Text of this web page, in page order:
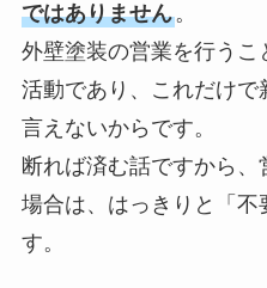
ではありません。
外壁塗装の営業を行う
活動であり、これだけ
言えないからです。
断れば済む話ですから
場合は、はっきりと「
す。